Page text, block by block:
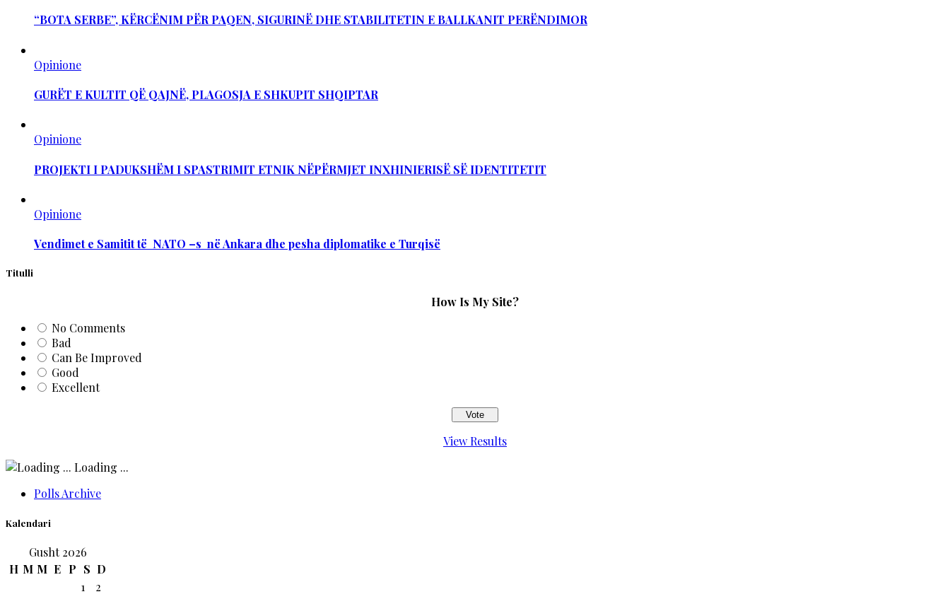
“BOTA SERBE”, KËRCËNIM PËR PAQEN, SIGURINË DHE STABILITETIN E BALLKANIT PERËNDIMOR
Opinione
GURËT E KULTIT QË QAJNË, PLAGOSJA E SHKUPIT SHQIPTAR
Opinione
PROJEKTI I PADUKSHËM I SPASTRIMIT ETNIK NËPËRMJET INXHINIERISË SË IDENTITETIT
Opinione
Vendimet e Samitit të NATO –s në Ankara dhe pesha diplomatike e Turqisë
Titulli
How Is My Site?
No Comments
Bad
Can Be Improved
Good
Excellent
View Results
Loading ...
Polls Archive
Kalendari
Gusht 2026
H M M E P S D
1
2